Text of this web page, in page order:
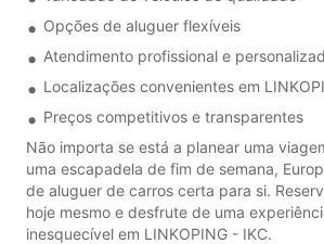
Opções de aluguer flexíveis
Atendimento profissional e
Localizações convenientes em
Preços competitivos e transparentes
Não importa se está a planear uma
uma escapadela de fim de semana,
de aluguer de carros certa para si.
hoje mesmo e desfrute de uma
inesquecível em LINKOPING - IKC.